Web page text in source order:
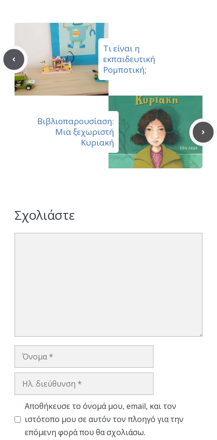
Τι είναι η
εκπαιδευτική
Ρομποτική;
Βιβλιοπαρουσίαση:
Μια ξεχωριστή
Κυριακή
Σχολιάστε
Όνομα
Ηλ.
διεύθυνση
Αποθήκευσε το όνομά μου, email, και τον
ιστότοπο μου σε αυτόν τον πλοηγό για την
επόμενη φορά που θα σχολιάσω.